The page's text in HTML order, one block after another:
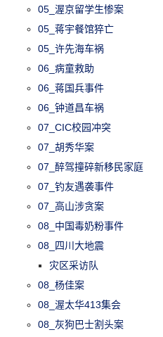
05_渥京留学生惨案
05_蒋宇餐馆猝亡
05_许先海车祸
06_病童救助
06_蒋国兵事件
06_钟道昌车祸
07_CIC校园冲突
07_胡秀华案
07_醉驾撞碎新移民家庭
07_钓友遇袭事件
07_高山涉贪案
08_中国毒奶粉事件
08_四川大地震
灾区采访队
08_杨佳案
08_渥太华413集会
08_灰狗巴士割头案